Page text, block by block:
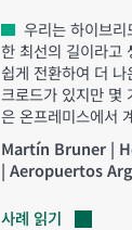
우리는 하이브
한 최선의 길이라고
쉽게 전환하여 더
크로드가 있지만 몇
은 온프레미스에서
Martín Bruner |
| Aeropuertos
사례 읽기